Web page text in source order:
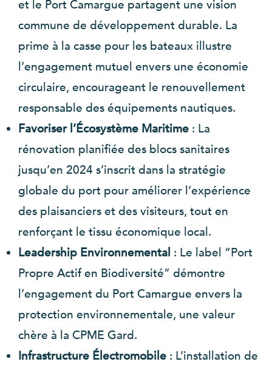
et le Port Camargue partagent une vision
commune de développement durable. La
prime à la casse pour les bateaux illustre
l’engagement mutuel envers une économie
circulaire, encourageant le renouvellement
responsable des équipements nautiques.
Favoriser l’Écosystème Maritime : La
rénovation planifiée des blocs sanitaires
jusqu’en 2024 s’inscrit dans la stratégie
globale du port pour améliorer l’expérience
des plaisanciers et des visiteurs, tout en
renforçant le tissu économique local.
Leadership Environnemental : Le label “Port
Propre Actif en Biodiversité” démontre
l’engagement du Port Camargue envers la
protection environnementale, une valeur
chère à la CPME Gard.
Infrastructure Électromobile : L’installation de